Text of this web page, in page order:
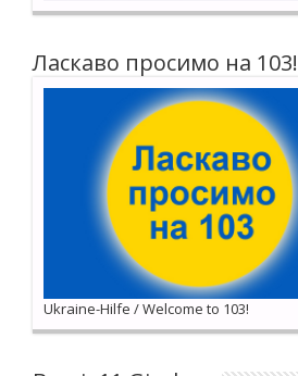
Ласкаво просимо на 103!
Ukraine-Hilfe / Welcome to 103!